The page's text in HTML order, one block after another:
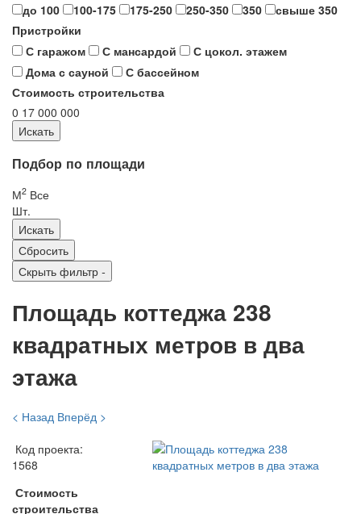
до 100
100-175 175-250 250-350 350
свыше 350
Пристройки
С гаражом
С мансардой
С цокол. этажем
Дома с сауной
С бассейном
Стоимость строительства
0 17 000 000
Подбор по площади
М2 Все
Шт.
Скрыть фильтр -
Площадь коттеджа 238
квадратных метров в два
этажа
< Назад Вперёд >
Код проекта:
1568
Стоимость
строительства